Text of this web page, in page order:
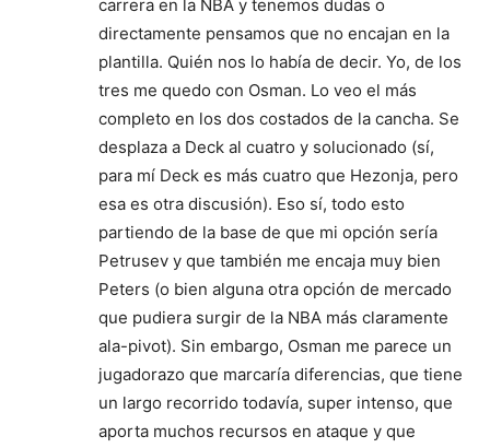
carrera en la NBA y tenemos dudas o
directamente pensamos que no encajan en la
plantilla. Quién nos lo había de decir. Yo, de los
tres me quedo con Osman. Lo veo el más
completo en los dos costados de la cancha. Se
desplaza a Deck al cuatro y solucionado (sí,
para mí Deck es más cuatro que Hezonja, pero
esa es otra discusión). Eso sí, todo esto
partiendo de la base de que mi opción sería
Petrusev y que también me encaja muy bien
Peters (o bien alguna otra opción de mercado
que pudiera surgir de la NBA más claramente
ala-pivot). Sin embargo, Osman me parece un
jugadorazo que marcaría diferencias, que tiene
un largo recorrido todavía, super intenso, que
aporta muchos recursos en ataque y que